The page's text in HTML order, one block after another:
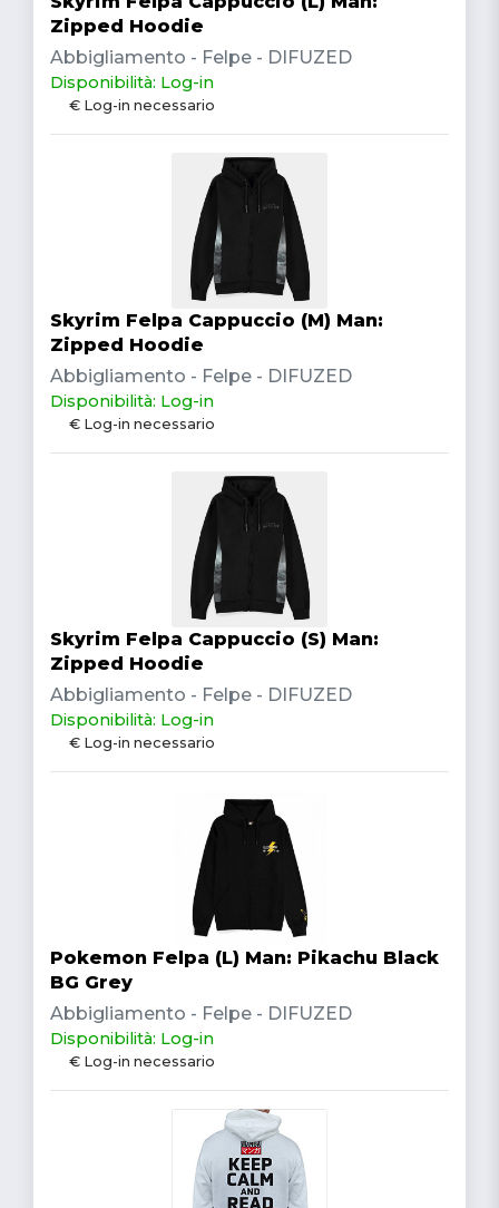
Zipped Hoodie
Abbigliamento - Felpe - DIFUZED
Disponibilità: Log-in
€ Log-in necessario
Skyrim Felpa Cappuccio (M) Man:
Zipped Hoodie
Abbigliamento - Felpe - DIFUZED
Disponibilità: Log-in
€ Log-in necessario
Skyrim Felpa Cappuccio (S) Man:
Zipped Hoodie
Abbigliamento - Felpe - DIFUZED
Disponibilità: Log-in
€ Log-in necessario
Pokemon Felpa (L) Man: Pikachu Black
BG Grey
Abbigliamento - Felpe - DIFUZED
Disponibilità: Log-in
€ Log-in necessario